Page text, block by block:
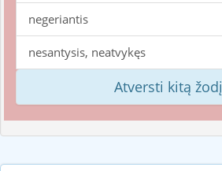
negeriantis
nesantysis, neatvykęs
Atversti kitą žodį